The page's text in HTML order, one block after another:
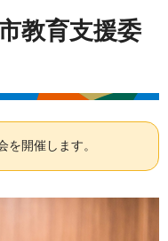
教育支援委
開催します。